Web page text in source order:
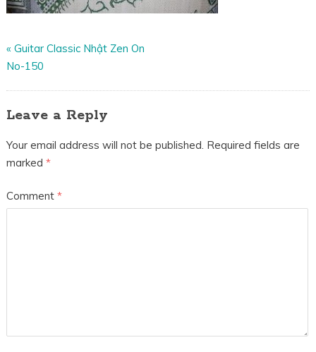
« Guitar Classic Nhật Zen On
No-150
Leave a Reply
Your email address will not be published. Required fields are
marked *
Comment *